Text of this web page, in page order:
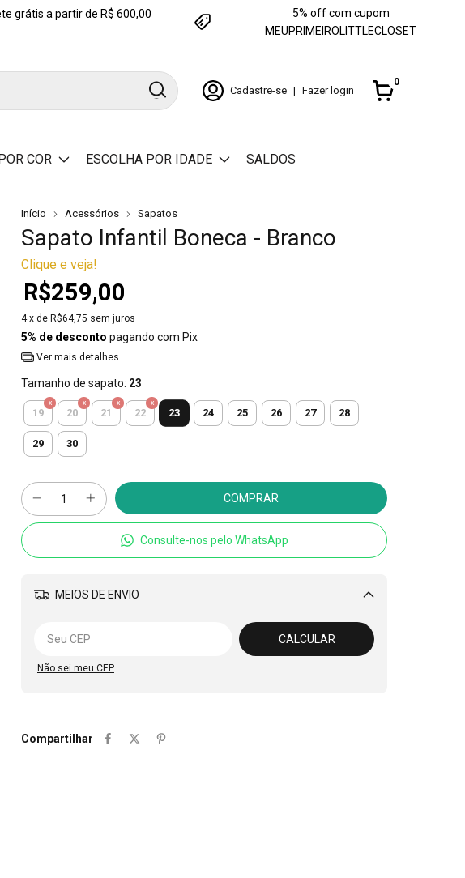
grátis a partir de R$ 600,00
5% off com cupom
MEUPRIMEIROLITTLECLOSET
Cadastre-se | Fazer login
0
COR ESCOLHA POR IDADE SALDOS
Início Acessórios Sapatos
Sapato Infantil Boneca - Branco
Clique e veja!
R$259,00
4 x de R$64,75 sem juros
5% de desconto pagando com Pix
Ver mais detalhes
Tamanho de sapato: 23
19 20 21 22 23 24 25 26 27 28
29 30
Consulte-nos pelo WhatsApp
MEIOS DE ENVIO
Alterar CEP
CALCULAR
Não sei meu CEP
Compartilhar